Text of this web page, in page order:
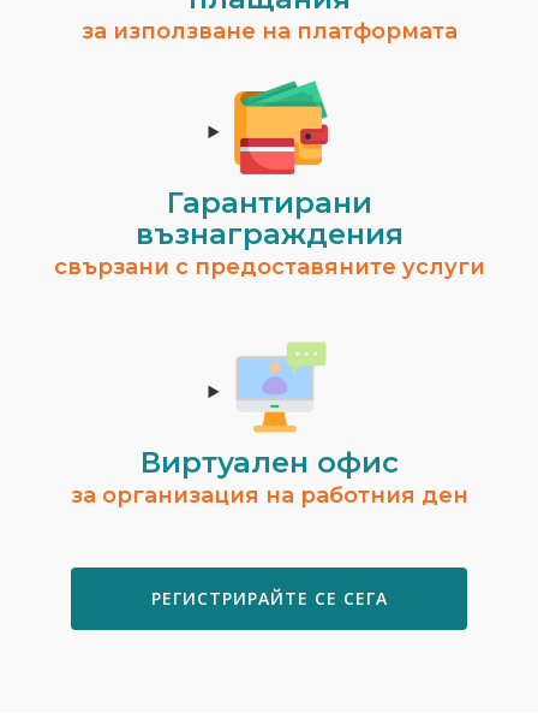
за използване на платформата
Гарантирани
възнаграждения
свързани с предоставяните услуги
Виртуален офис
за организация на работния ден
РЕГИСТРИРАЙТЕ СЕ СЕГА